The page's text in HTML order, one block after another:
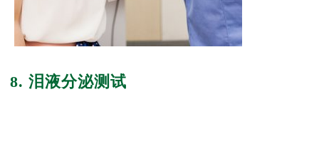
8. 泪液分泌测试